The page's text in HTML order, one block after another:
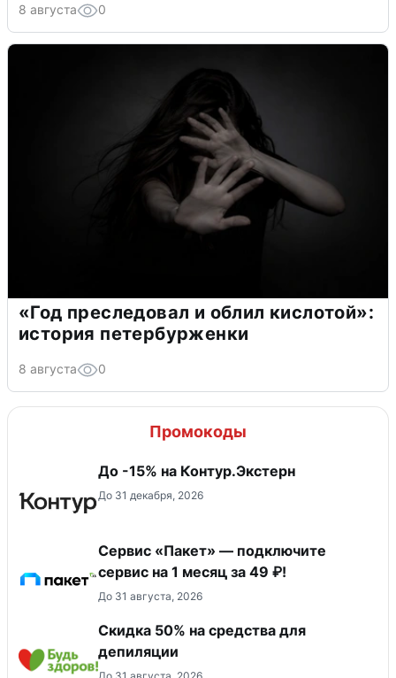
8 августа 0
«Год преследовал и облил кислотой»:
история петербурженки
8 августа 0
Промокоды
До -15% на Контур.Экстерн
До 31 декабря, 2026
Сервис «Пакет» — подключите
сервис на 1 месяц за 49 ₽!
До 31 августа, 2026
Скидка 50% на средства для
депиляции